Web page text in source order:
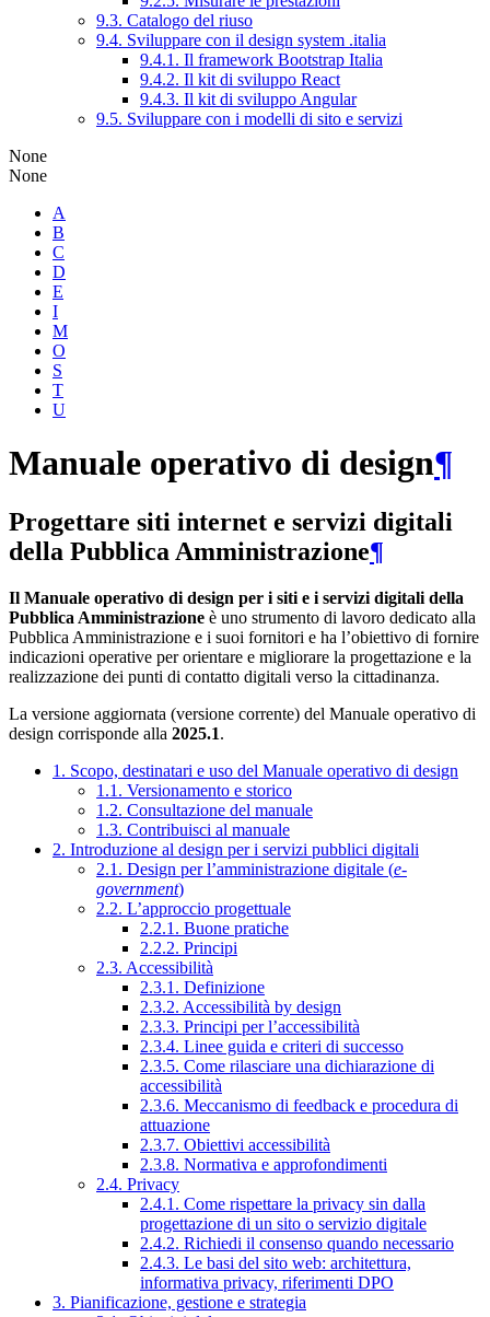
9.3. Catalogo del riuso
9.4. Sviluppare con il design system .italia
9.4.1. Il framework Bootstrap Italia
9.4.2. Il kit di sviluppo React
9.4.3. Il kit di sviluppo Angular
9.5. Sviluppare con i modelli di sito e servizi
None
None
A
B
C
D
E
I
M
O
S
T
U
Manuale operativo di design¶
Progettare siti internet e servizi digitali
della Pubblica Amministrazione¶
Il Manuale operativo di design per i siti e i servizi digitali della
Pubblica Amministrazione è uno strumento di lavoro dedicato alla
Pubblica Amministrazione e i suoi fornitori e ha l’obiettivo di fornire
indicazioni operative per orientare e migliorare la progettazione e la
realizzazione dei punti di contatto digitali verso la cittadinanza.
La versione aggiornata (versione corrente) del Manuale operativo di
design corrisponde alla 2025.1.
1. Scopo, destinatari e uso del Manuale operativo di design
1.1. Versionamento e storico
1.2. Consultazione del manuale
1.3. Contribuisci al manuale
2. Introduzione al design per i servizi pubblici digitali
2.1. Design per l’amministrazione digitale (e-
government)
2.2. L’approccio progettuale
2.2.1. Buone pratiche
2.2.2. Principi
2.3. Accessibilità
2.3.1. Definizione
2.3.2. Accessibilità by design
2.3.3. Principi per l’accessibilità
2.3.4. Linee guida e criteri di successo
2.3.5. Come rilasciare una dichiarazione di
accessibilità
2.3.6. Meccanismo di feedback e procedura di
attuazione
2.3.7. Obiettivi accessibilità
2.3.8. Normativa e approfondimenti
2.4. Privacy
2.4.1. Come rispettare la privacy sin dalla
progettazione di un sito o servizio digitale
2.4.2. Richiedi il consenso quando necessario
2.4.3. Le basi del sito web: architettura,
informativa privacy, riferimenti DPO
3. Pianificazione, gestione e strategia